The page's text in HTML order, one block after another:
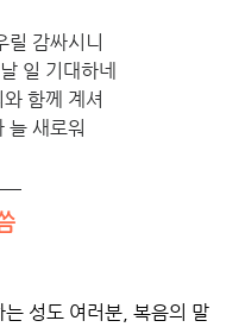
릴 감싸시니
일 기대하네
함께 계셔
늘 새로워
는 성도 여러분, 복음의 말